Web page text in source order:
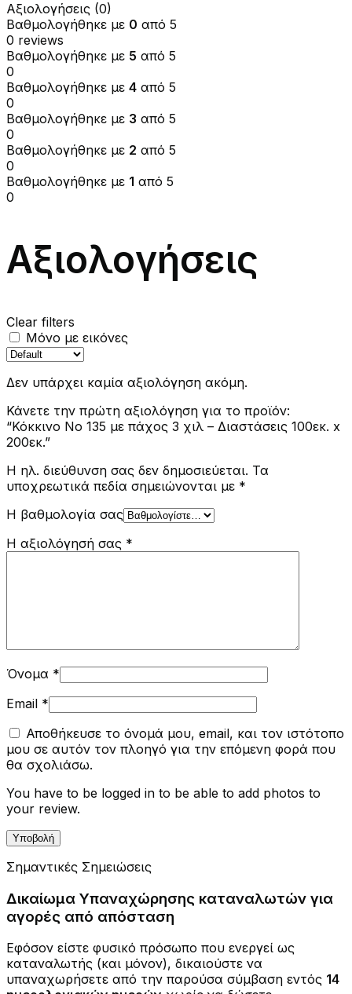
Αξιολογήσεις (0)
Βαθμολογήθηκε με 0 από 5
0 reviews
Βαθμολογήθηκε με 5 από 5
0
Βαθμολογήθηκε με 4 από 5
0
Βαθμολογήθηκε με 3 από 5
0
Βαθμολογήθηκε με 2 από 5
0
Βαθμολογήθηκε με 1 από 5
0
Αξιολογήσεις
Clear filters
Μόνο με εικόνες
Δεν υπάρχει καμία αξιολόγηση ακόμη.
Κάνετε την πρώτη αξιολόγηση για το προϊόν:
“Κόκκινο Νο 135 με πάχος 3 χιλ – Διαστάσεις 100εκ. x
200εκ.”
Η ηλ. διεύθυνση σας δεν δημοσιεύεται. Τα
υποχρεωτικά πεδία σημειώνονται με *
Η βαθμολογία σας
Η αξιολόγησή σας *
Όνομα *
Email *
Αποθήκευσε το όνομά μου, email, και τον ιστότοπο
μου σε αυτόν τον πλοηγό για την επόμενη φορά που
θα σχολιάσω.
You have to be logged in to be able to add photos to
your review.
Σημαντικές Σημειώσεις
Δικαίωμα Υπαναχώρησης καταναλωτών για
αγορές από απόσταση
Εφόσον είστε φυσικό πρόσωπο που ενεργεί ως
καταναλωτής (και μόνον), δικαιούστε να
υπαναχωρήσετε από την παρούσα σύμβαση εντός 14